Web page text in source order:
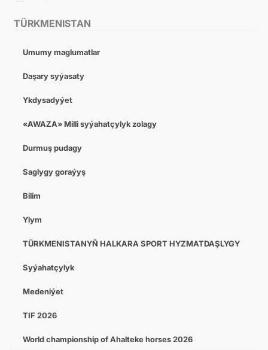
TÜRKMENISTAN
Umumy maglumatlar
Daşary syýasaty
Ykdysadyýet
«AWAZA» Milli syýahatçylyk zolagy
Durmuş pudagy
Saglygy goraýyş
Bilim
Ylym
TÜRKMENISTANYŇ HALKARA SPORT HYZMATDAŞLYGY
Syýahatçylyk
Medeniýet
TIF 2026
World championship of Ahalteke horses 2026